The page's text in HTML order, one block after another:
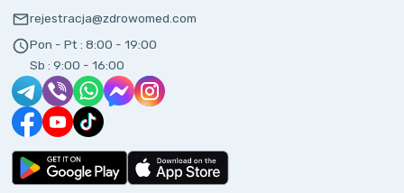
rejestracja@zdrowomed.com
Pon - Pt : 8:00 - 19:00
Sb : 9:00 - 16:00